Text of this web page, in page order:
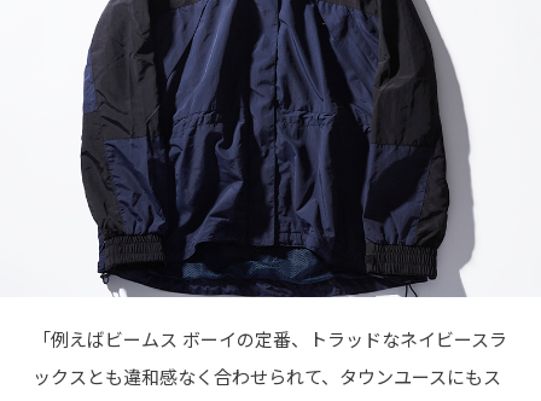
「例えばビームス ボーイの定番、トラッドなネイビースラ
ックスとも違和感なく合わせられて、タウンユースにもス